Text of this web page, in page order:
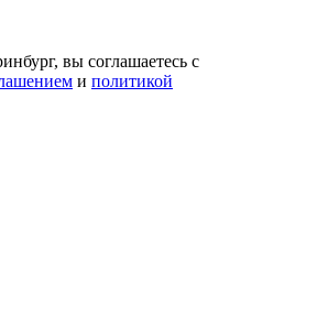
вы соглашаетесь с
и политикой